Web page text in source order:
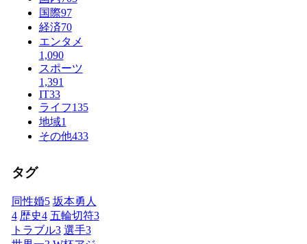
国際97
経済70
エンタメ
1,090
スポーツ
1,391
IT33
ライフ135
地域1
その他433
タグ
同性婚5 坂本勇人
4 歴史4 五輪切符3
トラブル3 選手3